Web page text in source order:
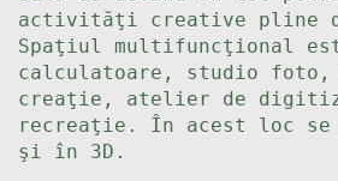
activităţi creative pline
Spaţiul multifuncţional
calculatoare, studio
creaţie, atelier de
recreaţie. În acest loc se
şi în 3D.